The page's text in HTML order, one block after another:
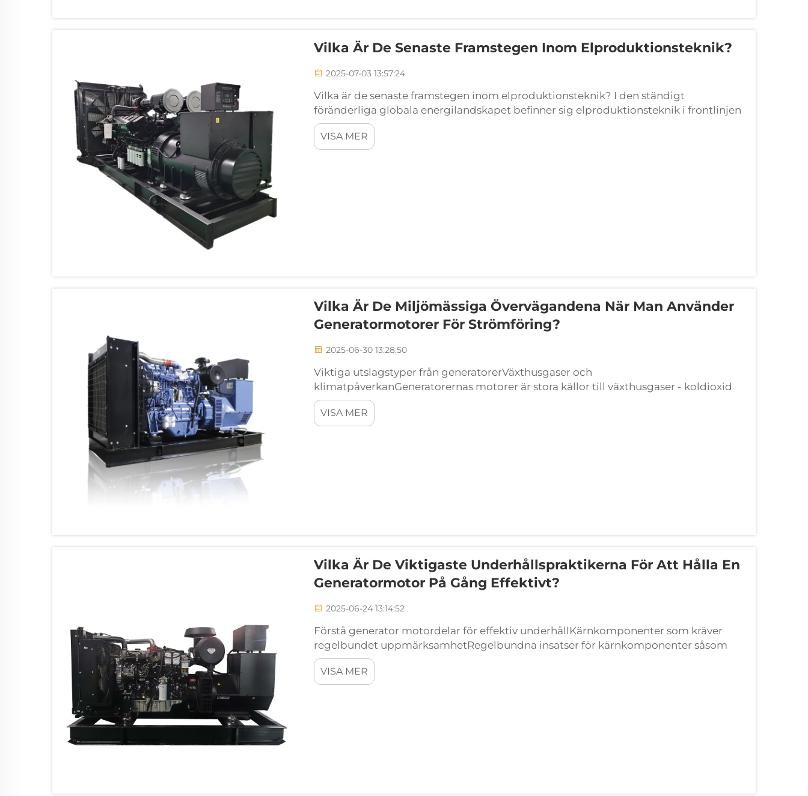
Vilka Är De Senaste Framstegen Inom Elproduktionsteknik?
2025-07-03 13:57:24
Vilka är de senaste framstegen inom elproduktionsteknik?​ I den ständigt
föränderliga globala energilandskapet befinner sig elproduktionsteknik i frontlinjen
när det gäller förändring. Med de dubbla utmaningarna att möta ökande
energibehov och minska utsläppen...
VISA MER
Vilka Är De Miljömässiga Övervägandena När Man Använder
Generatormotorer För Strömföring?
2025-06-30 13:28:50
Viktiga utslagstyper från generatorerVäxthusgaser och
klimatpåverkanGeneratorernas motorer är stora källor till växthusgaser - koldioxid
(CO2) och metan (CH4), vilket leder till dramatiska klimatförändringar. Intergov...
VISA MER
Vilka Är De Viktigaste Underhållspraktikerna För Att Hålla En
Generatormotor På Gång Effektivt?
2025-06-24 13:14:52
Förstå generator motordelar för effektiv underhållKärnkomponenter som kräver
regelbundet uppmärksamhetRegelbundna insatser för kärnkomponenter såsom
kolvar, vevaxel och ventiler är avgörande för en generators lång livslängd. Dessa...
VISA MER